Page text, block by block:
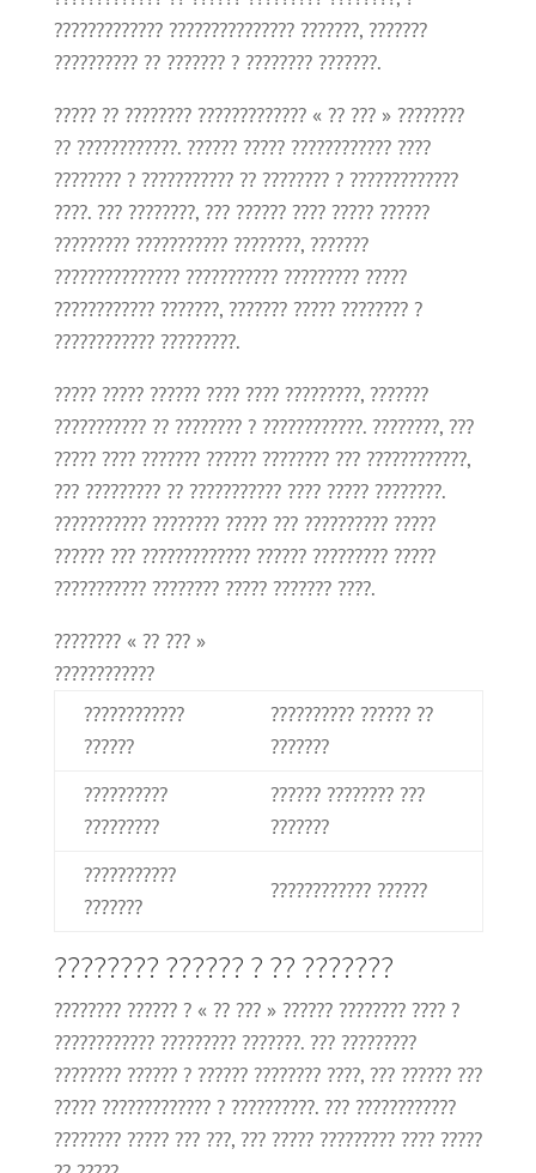
????????????? ??????????????? ???????, ???????
?????????? ?? ??????? ? ???????? ???????.
????? ?? ???????? ????????????? « ?? ??? » ????????
?? ????????????. ?????? ????? ???????????? ????
???????? ? ??????????? ?? ???????? ? ?????????????
????. ??? ????????, ??? ?????? ???? ????? ??????
????????? ??????????? ????????, ???????
??????????????? ??????????? ????????? ?????
???????????? ???????, ??????? ????? ???????? ?
???????????? ?????????.
????? ????? ?????? ???? ???? ?????????, ???????
??????????? ?? ???????? ? ????????????. ????????, ???
????? ???? ??????? ?????? ???????? ??? ????????????,
??? ????????? ?? ??????????? ???? ????? ????????.
??????????? ???????? ????? ??? ?????????? ?????
?????? ??? ????????????? ?????? ????????? ?????
??????????? ???????? ????? ??????? ????.
???????? « ?? ??? »
????????????
????????????
??????
?????????? ?????? ??
???????
??????????
?????????
?????? ???????? ???
???????
???????????
???????
???????????? ??????
???????? ?????? ? ?? ???????
???????? ?????? ? « ?? ??? » ?????? ???????? ???? ?
???????????? ????????? ???????. ??? ?????????
???????? ?????? ? ?????? ???????? ????, ??? ?????? ???
????? ????????????? ? ??????????. ??? ????????????
???????? ????? ??? ???, ??? ????? ????????? ???? ?????